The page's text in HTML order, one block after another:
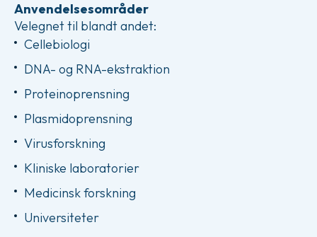
Anvendelsesområder
Velegnet til blandt andet:
Cellebiologi
DNA- og RNA-ekstraktion
Proteinoprensning
Plasmidoprensning
Virusforskning
Kliniske laboratorier
Medicinsk forskning
Universiteter